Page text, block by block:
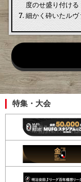
度のせ盛り付ける
細かく砕いたル
特集・大会